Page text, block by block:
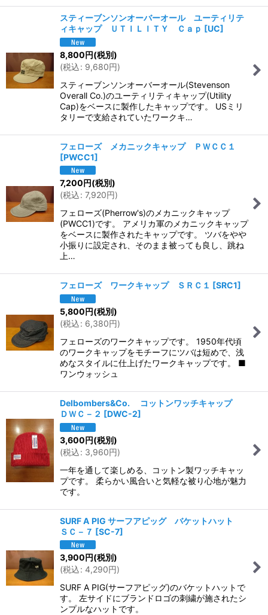
スティーブンソンオーバーオール ユーティリテ
ィキャップ ＵＴＩＬＩＴＹ Ｃａｐ [UC]
8,800円(税別)
(税込: 9,680円)
スティーブンソンオーバーオール(Stevenson
Overall Co.)のユーティリティキャップ(Utility
Cap)をベースに製作したキャップです。 USミリ
タリーで支給されていたワークキ…
フェローズ メカニックキャップ ＰＷＣＣ１
[PWCC1]
7,200円(税別)
(税込: 7,920円)
フェローズ(Pherrow's)のメカニックキャップ
(PWCC1)です。 アメリカ軍のメカニックキャップ
をベースに製作されたキャップです。 ツバをやや
小振りに設定され、そのまま被っても良し、跳ね
上…
フェローズ ワークキャップ ＳＲＣ１ [SRC1]
5,800円(税別)
(税込: 6,380円)
フェローズのワークキャップです。 1950年代頃
のワークキャップをモチーフにツバは短めで、浅
めなスタイルに仕上げたワークキャップです。 ■
ワンウォッシュ
Delbombers&Co. コットンワッチキャップ
ＤＷＣ－２ [DWC-2]
3,600円(税別)
(税込: 3,960円)
一年を通して楽しめる、コットン製ワッチキャッ
プです。 柔らかい風合いと気軽な被り心地が魅力
です。
SURF A PIG サーフアピッグ バケットハット
ＳＣ－７ [SC-7]
3,900円(税別)
(税込: 4,290円)
SURF A PIG(サーフアピッグ)のバケットハットで
す。 左サイドにブランドロゴの刺繍が施されたシ
ンプルなハットです。